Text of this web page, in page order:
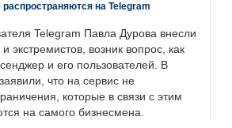
на Telegram
Telegram Павла Дурова внесли
экстремистов, возник вопрос, как
и его пользователей. В
что на сервис не
которые в связи с этим
на самого бизнесмена.